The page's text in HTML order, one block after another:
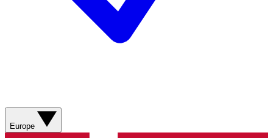
Europe